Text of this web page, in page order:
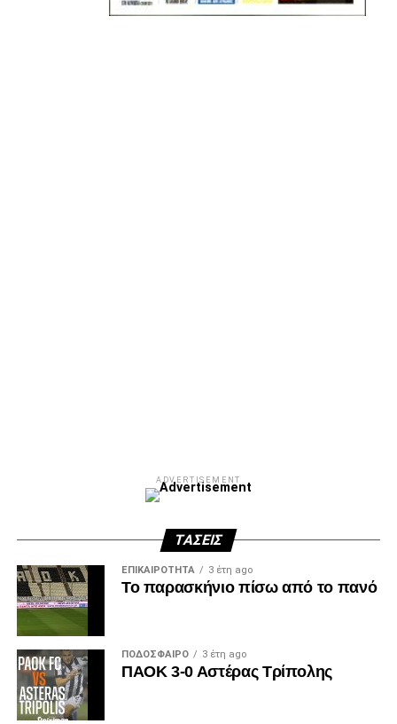
ADVERTISEMENT
ΤΆΣΕΙΣ
ΕΠΙΚΑΙΡΌΤΗΤΑ 3 έτη ago
Το παρασκήνιο πίσω από το πανό
ΠΟΔΌΣΦΑΙΡΟ 3 έτη ago
ΠΑΟΚ 3-0 Αστέρας Τρίπολης